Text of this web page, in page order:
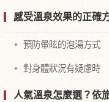
感受溫泉效果的正確
預防暈眩的泡湯方式
對身體狀況有疑慮時
人氣溫泉怎麼選？依